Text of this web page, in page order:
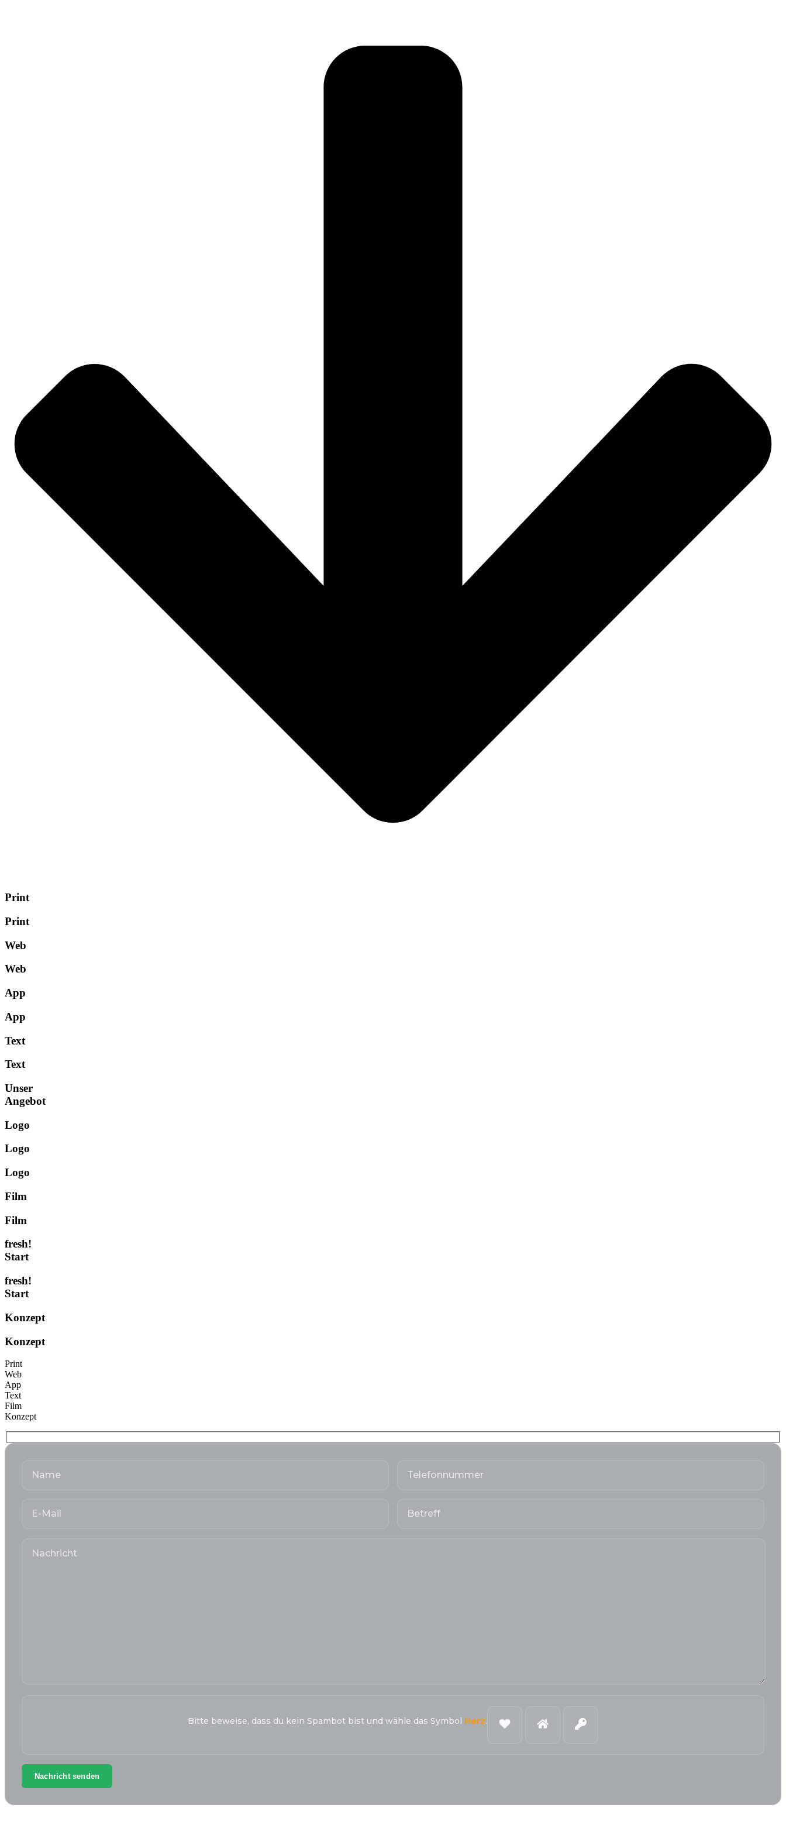
Print
Print
Web
Web
App
App
Text
Text
Unser
Angebot
Logo
Logo
Logo
Film
Film
fresh!
Start
fresh!
Start
Konzept
Konzept
Print
Web
App
Text
Film
Konzept
Bitte beweise, dass du kein Spambot bist und wähle das Symbol Herz.